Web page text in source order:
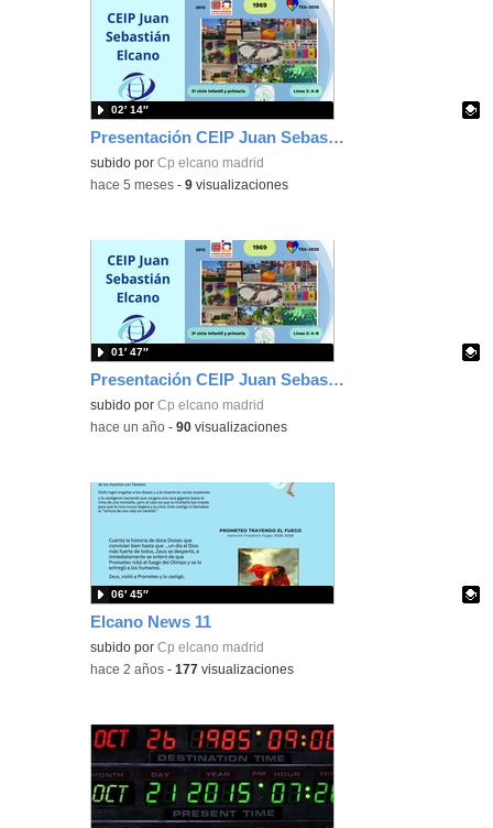
Presentación CEIP Juan Sebastián Elcano
Contenido educativo.
subido porCp elcano madrid
02′ 14″
-hace 5 meses -9 visualizaciones
Presentación CEIP Juan Sebastián Elcano 2025
Contenido educativo.
subido porCp elcano madrid
01′ 47″
-hace un año -90 visualizaciones
Elcano News 11
Contenido educativo.
subido porCp elcano madrid
06′ 45″
-hace 2 años -177 visualizaciones